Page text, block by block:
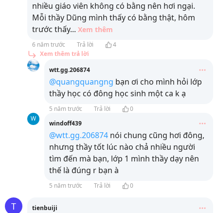
nhiều giáo viên không có bằng nên hơi ngại.
Mỗi thầy Dũng mình thấy có bằng thật, hôm
trước thấy... Xem thêm
6 năm trước Trả lời
4
Xem thêm trả lời
wtt.gg.206874
@quangquangng bạn ơi cho mình hỏi lớp
thầy học có đông học sinh một ca k ạ
5 năm trước Trả lời
0
W
windoff439
@wtt.gg.206874 nói chung cũng hơi đông,
nhưng thầy tốt lúc nào chả nhiều người
tìm đến mà bạn, lớp 1 mình thầy dạy nên
thế là đúng r bạn à
5 năm trước Trả lời 0
T tienbuiji